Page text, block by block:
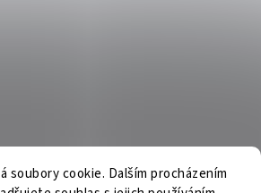
soubory cookie. Dalším procházením